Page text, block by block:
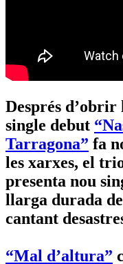
Després d’obrir
single debut
Tarragona” fa
les xarxes, el
presenta nou
llarga durada
cantant
“Mal d’altura”